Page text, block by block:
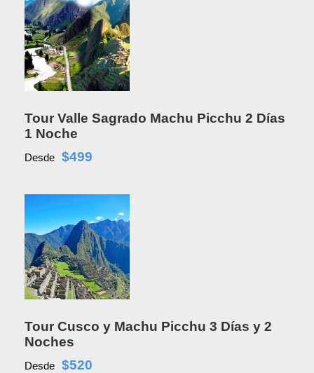
Tour Valle Sagrado Machu Picchu 2 Días
1 Noche
Desde $499
Tour Cusco y Machu Picchu 3 Días y 2
Noches
Desde $520